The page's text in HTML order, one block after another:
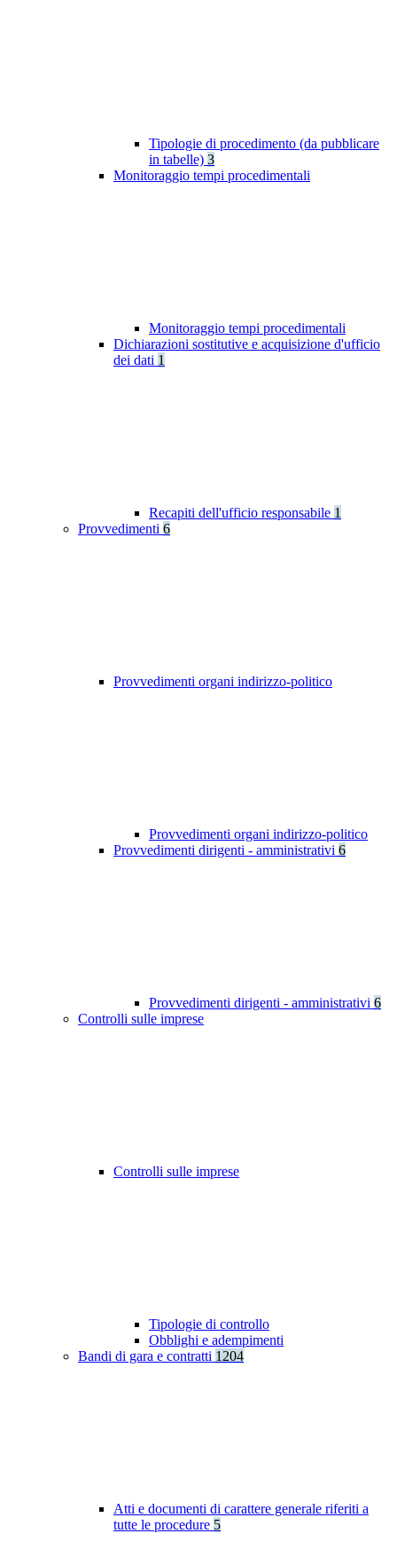
Tipologie di procedimento (da pubblicare
in tabelle) 3
Monitoraggio tempi procedimentali
Monitoraggio tempi procedimentali
Dichiarazioni sostitutive e acquisizione d'ufficio
dei dati 1
Recapiti dell'ufficio responsabile 1
Provvedimenti 6
Provvedimenti organi indirizzo-politico
Provvedimenti organi indirizzo-politico
Provvedimenti dirigenti - amministrativi 6
Provvedimenti dirigenti - amministrativi 6
Controlli sulle imprese
Controlli sulle imprese
Tipologie di controllo
Obblighi e adempimenti
Bandi di gara e contratti 1204
Atti e documenti di carattere generale riferiti a
tutte le procedure 5